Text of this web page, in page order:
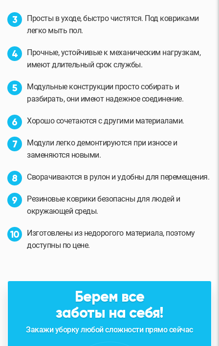
Просты в уходе, быстро чистятся. Под ковриками
легко мыть пол.
Прочные, устойчивые к механическим нагрузкам,
имеют длительный срок службы.
Модульные конструкции просто собирать и
разбирать, они имеют надежное соединение.
Хорошо сочетаются с другими материалами.
Модули легко демонтируются при износе и
заменяются новыми.
Сворачиваются в рулон и удобны для перемещения.
Резиновые коврики безопасны для людей и
окружающей среды.
Изготовлены из недорогого материала, поэтому
доступны по цене.
Берем все
заботы на себя!
Закажи уборку любой сложности прямо сейчас